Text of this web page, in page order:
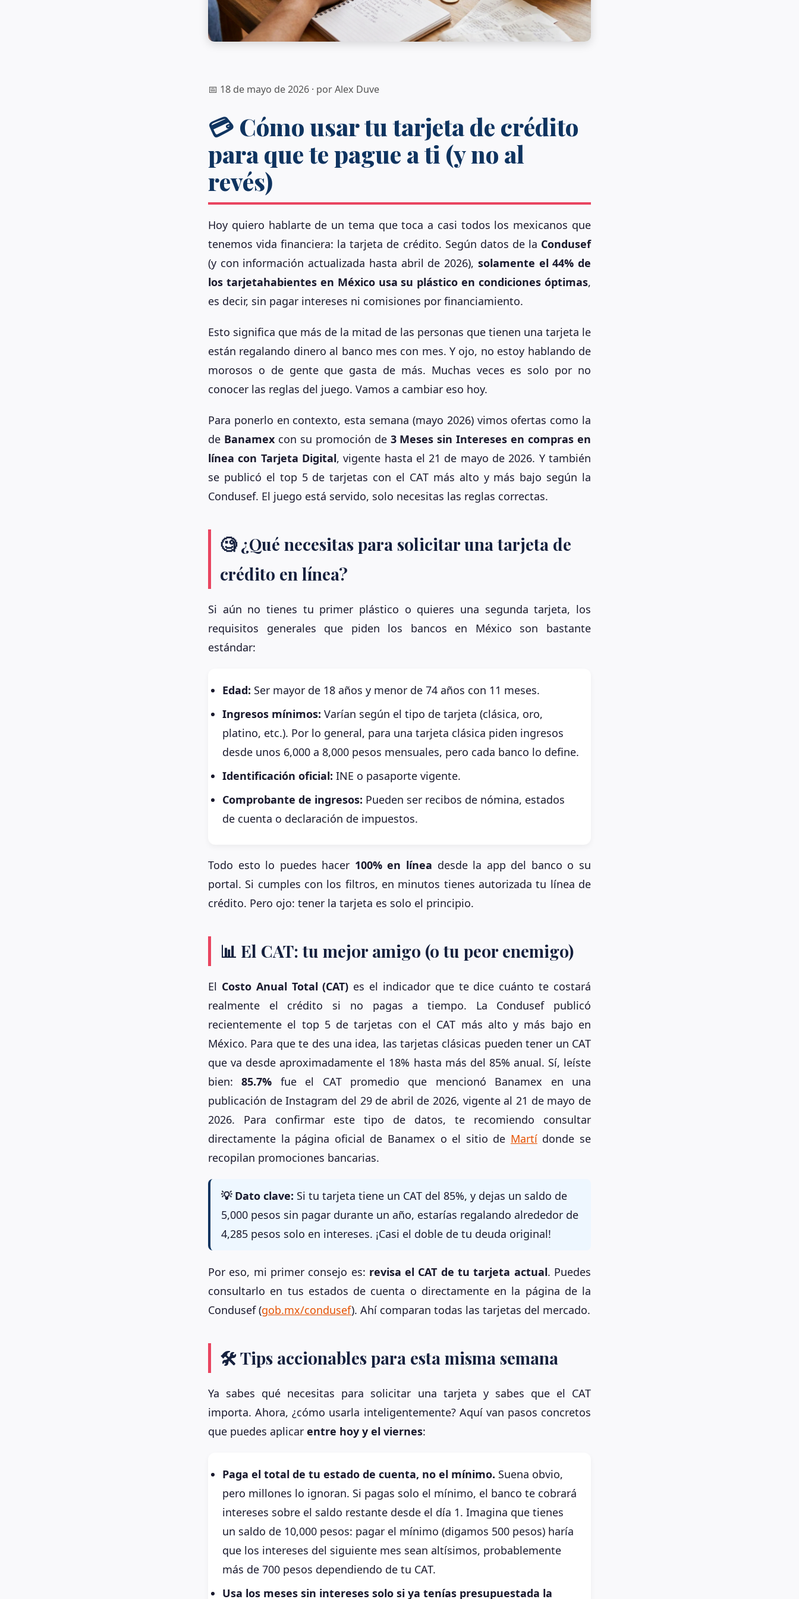
📅 18 de mayo de 2026 · por Alex Duve
💳 Cómo usar tu tarjeta de crédito
para que te pague a ti (y no al
revés)
Hoy quiero hablarte de un tema que toca a casi todos los mexicanos que
tenemos vida financiera: la tarjeta de crédito. Según datos de la Condusef
(y con información actualizada hasta abril de 2026), solamente el 44% de
los tarjetahabientes en México usa su plástico en condiciones óptimas,
es decir, sin pagar intereses ni comisiones por financiamiento.
Esto significa que más de la mitad de las personas que tienen una tarjeta le
están regalando dinero al banco mes con mes. Y ojo, no estoy hablando de
morosos o de gente que gasta de más. Muchas veces es solo por no
conocer las reglas del juego. Vamos a cambiar eso hoy.
Para ponerlo en contexto, esta semana (mayo 2026) vimos ofertas como la
de Banamexcon su promoción de 3 Meses sin Intereses en compras en
línea con Tarjeta Digital, vigente hasta el 21 de mayo de 2026. Y también
se publicó el top 5 de tarjetas con el CAT más alto y más bajo según la
Condusef. El juego está servido, solo necesitas las reglas correctas.
🧐 ¿Qué necesitas para solicitar una tarjeta de
crédito en línea?
Si aún no tienes tu primer plástico o quieres una segunda tarjeta, los
requisitos generales que piden los bancos en México son bastante
estándar:
Edad: Ser mayor de 18 años y menor de 74 años con 11 meses.
Ingresos mínimos: Varían según el tipo de tarjeta (clásica, oro,
platino, etc.). Por lo general, para una tarjeta clásica piden ingresos
desde unos 6,000 a 8,000 pesos mensuales, pero cada banco lo define.
Identificación oficial: INE o pasaporte vigente.
Comprobante de ingresos: Pueden ser recibos de nómina, estados
de cuenta o declaración de impuestos.
Todo esto lo puedes hacer 100% en línea desde la app del banco o su
portal. Si cumples con los filtros, en minutos tienes autorizada tu línea de
crédito. Pero ojo: tener la tarjeta es solo el principio.
📊 El CAT: tu mejor amigo (o tu peor enemigo)
El Costo Anual Total (CAT) es el indicador que te dice cuánto te costará
realmente el crédito si no pagas a tiempo. La Condusef publicó
recientemente el top 5 de tarjetas con el CAT más alto y más bajo en
México. Para que te des una idea, las tarjetas clásicas pueden tener un CAT
que va desde aproximadamente el 18% hasta más del 85% anual. Sí, leíste
bien:85.7% fue el CAT promedio que mencionó Banamex en una
publicación de Instagram del 29 de abril de 2026, vigente al 21 de mayo de
2026. Para confirmar este tipo de datos, te recomiendo consultar
directamente la página oficial de Banamex o el sitio de Martídonde se
recopilan promociones bancarias.
💡 Dato clave: Si tu tarjeta tiene un CAT del 85%, y dejas un saldo de
5,000 pesos sin pagar durante un año, estarías regalando alrededor de
4,285 pesos solo en intereses. ¡Casi el doble de tu deuda original!
Por eso, mi primer consejo es: revisa el CAT de tu tarjeta actual. Puedes
consultarlo en tus estados de cuenta o directamente en la página de la
Condusef (gob.mx/condusef). Ahí comparan todas las tarjetas del mercado.
🛠️ Tips accionables para esta misma semana
Ya sabes qué necesitas para solicitar una tarjeta y sabes que el CAT
importa. Ahora, ¿cómo usarla inteligentemente? Aquí van pasos concretos
que puedes aplicar entre hoy y el viernes:
Paga el total de tu estado de cuenta, no el mínimo. Suena obvio,
pero millones lo ignoran. Si pagas solo el mínimo, el banco te cobrará
intereses sobre el saldo restante desde el día 1. Imagina que tienes
un saldo de 10,000 pesos: pagar el mínimo (digamos 500 pesos) haría
que los intereses del siguiente mes sean altísimos, probablemente
más de 700 pesos dependiendo de tu CAT.
Usa los meses sin intereses solo si ya tenías presupuestada la